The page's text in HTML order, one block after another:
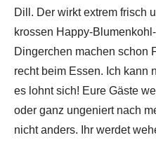
Dill. Der wirkt extrem frisch
krossen Happy-
Dingerchen machen schon
recht beim Essen. Ich kann
es lohnt sich! Eure Gäste
oder ganz ungeniert nach
nicht anders. Ihr werdet